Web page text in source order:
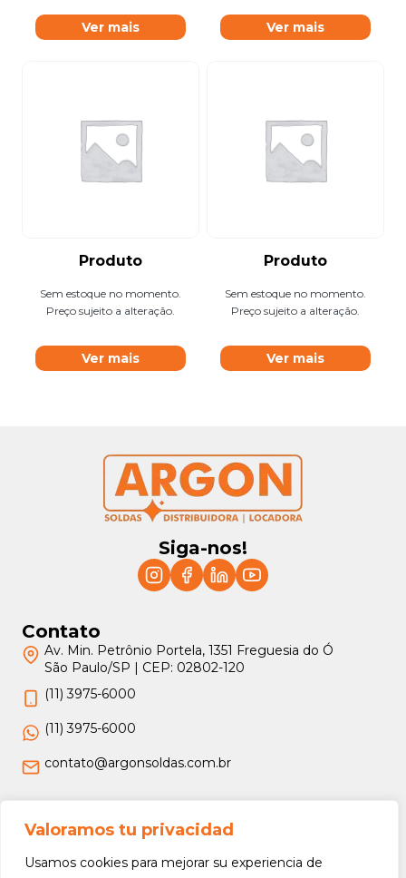
Valoramos tu privacidad
Usamos cookies para mejorar su experiencia de
Ver mais Ver mais
Produto
Sem estoque no momento.
Preço sujeito a alteração.
Ver mais
Produto
Sem estoque no momento.
Preço sujeito a alteração.
Ver mais
Siga-nos!
Contato
Av. Min. Petrônio Portela, 1351 Freguesia do Ó
São Paulo/SP | CEP: 02802-120
(11) 3975-6000
(11) 3975-6000
contato@argonsoldas.com.br
Jurídico
Termos e Condições
Política de Privacidade